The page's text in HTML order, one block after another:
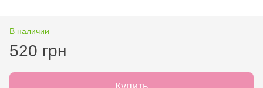
В наличии
520 грн